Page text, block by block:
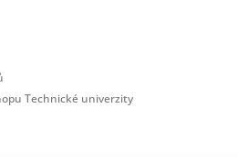
Technické univerzity